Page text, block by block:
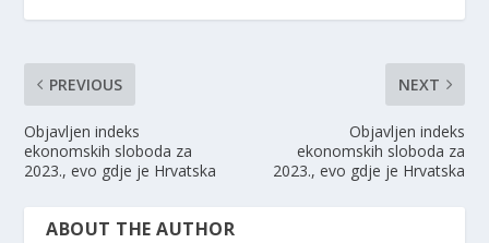
PREVIOUS
Objavljen indeks
ekonomskih sloboda za
2023., evo gdje je Hrvatska
NEXT
Objavljen indeks
ekonomskih sloboda za
2023., evo gdje je Hrvatska
ABOUT THE AUTHOR